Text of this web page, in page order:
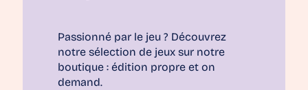
Passionné par le jeu ? Découvrez
notre sélection de jeux sur notre
boutique : édition propre et on
demand.